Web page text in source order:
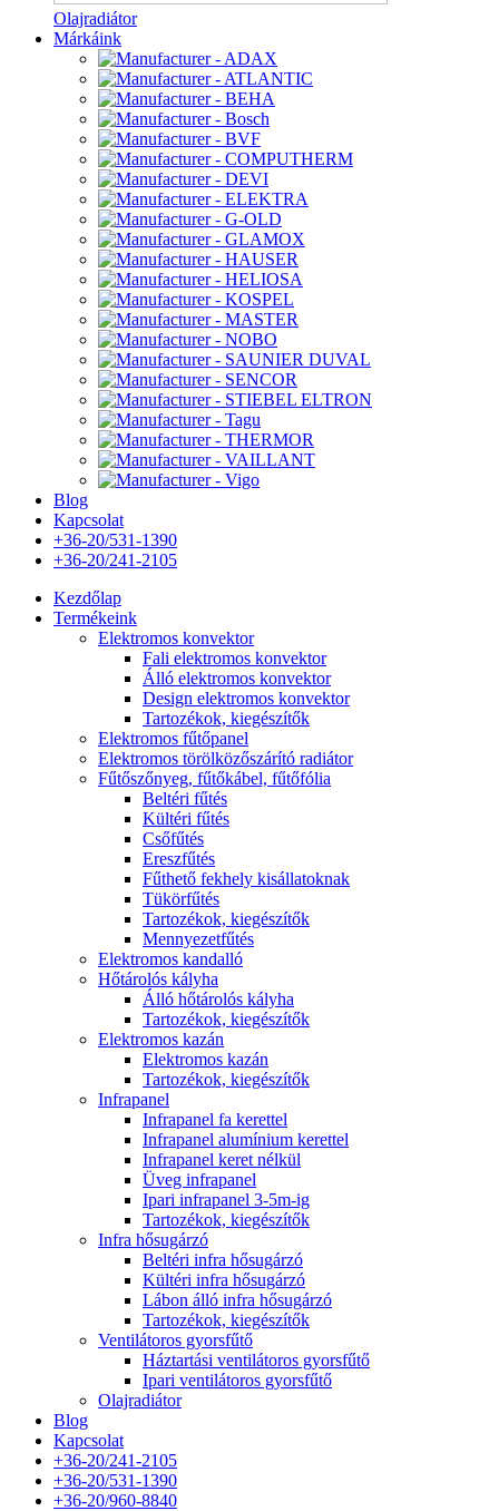
Olajradiátor
Márkáink
Blog
Kapcsolat
+36-20/531-1390
+36-20/241-2105
Kezdőlap
Termékeink
Elektromos konvektor
Fali elektromos konvektor
Álló elektromos konvektor
Design elektromos konvektor
Tartozékok, kiegészítők
Elektromos fűtőpanel
Elektromos törölközőszárító radiátor
Fűtőszőnyeg, fűtőkábel, fűtőfólia
Beltéri fűtés
Kültéri fűtés
Csőfűtés
Ereszfűtés
Fűthető fekhely kisállatoknak
Tükörfűtés
Tartozékok, kiegészítők
Mennyezetfűtés
Elektromos kandalló
Hőtárolós kályha
Álló hőtárolós kályha
Tartozékok, kiegészítők
Elektromos kazán
Elektromos kazán
Tartozékok, kiegészítők
Infrapanel
Infrapanel fa kerettel
Infrapanel alumínium kerettel
Infrapanel keret nélkül
Üveg infrapanel
Ipari infrapanel 3-5m-ig
Tartozékok, kiegészítők
Infra hősugárzó
Beltéri infra hősugárzó
Kültéri infra hősugárzó
Lábon álló infra hősugárzó
Tartozékok, kiegészítők
Ventilátoros gyorsfűtő
Háztartási ventilátoros gyorsfűtő
Ipari ventilátoros gyorsfűtő
Olajradiátor
Blog
Kapcsolat
+36-20/241-2105
+36-20/531-1390
+36-20/960-8840